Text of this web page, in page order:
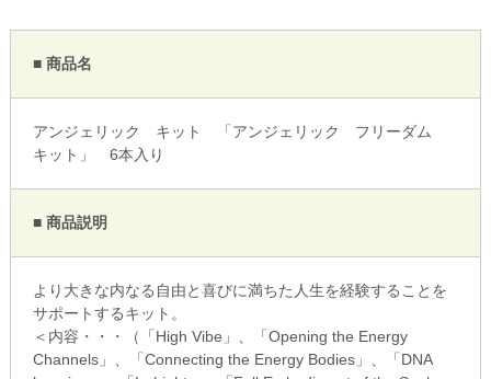
■ 商品名
アンジェリック キット 「アンジェリック フリーダム
キット」 6本入り
■ 商品説明
より大きな内なる自由と喜びに満ちた人生を経験することを
サポートするキット。
＜内容・・・（「High Vibe」、「Opening the Energy
Channels」、「Connecting the Energy Bodies」、「DNA